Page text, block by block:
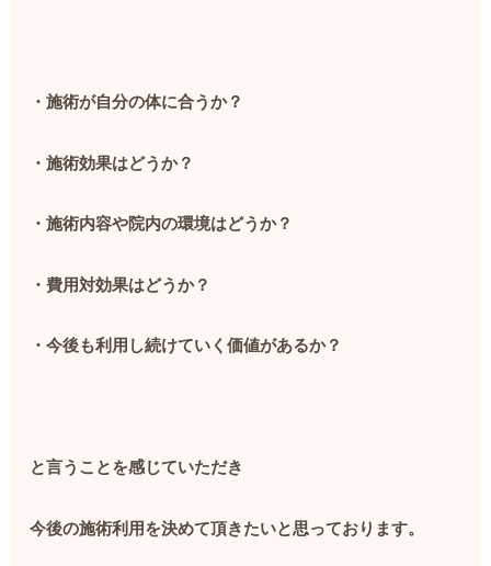
・施術が自分の体に合うか？
・施術効果はどうか？
・施術内容や院内の環境はどうか？
・費用対効果はどうか？
・今後も利用し続けていく価値があるか？
と言うことを感じていただき
今後の施術利用を決めて頂きたいと思っております。